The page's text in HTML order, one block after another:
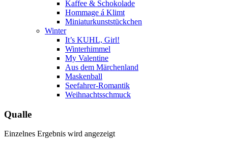
Kaffee & Schokolade
Hommage á Klimt
Miniaturkunststückchen
Winter
It’s KUHL, Girl!
Winterhimmel
My Valentine
Aus dem Märchenland
Maskenball
Seefahrer-Romantik
Weihnachtsschmuck
Qualle
Einzelnes Ergebnis wird angezeigt